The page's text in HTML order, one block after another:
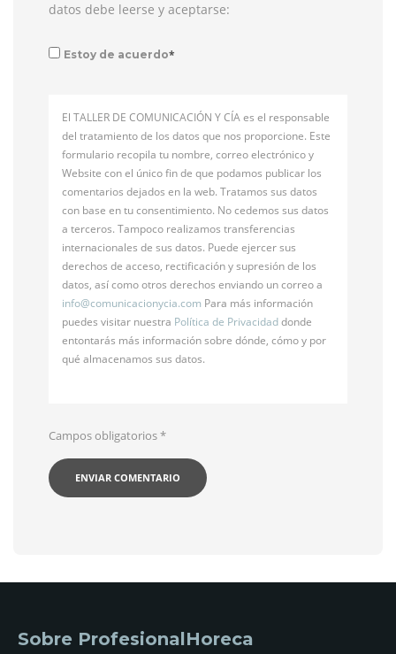
datos debe leerse y aceptarse:
Estoy de acuerdo*
El TALLER DE COMUNICACIÓN Y CÍA es el responsable
del tratamiento de los datos que nos proporcione. Este
formulario recopila tu nombre, correo electrónico y
Website con el único fin de que podamos publicar los
comentarios dejados en la web. Tratamos sus datos
con base en tu consentimiento. No cedemos sus datos
a terceros. Tampoco realizamos transferencias
internacionales de sus datos. Puede ejercer sus
derechos de acceso, rectificación y supresión de los
datos, así como otros derechos enviando un correo a
info@comunicacionycia.com Para más información
puedes visitar nuestra Política de Privacidaddonde
entontarás más información sobre dónde, cómo y por
qué almacenamos sus datos.
Campos obligatorios*
Sobre ProfesionalHoreca